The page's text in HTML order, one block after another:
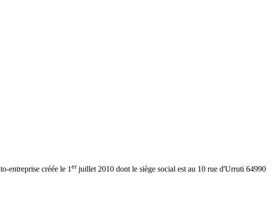
entreprise créée le 1 erjuillet 2010 dont le siège social est au 10 rue d'Urruti 64990